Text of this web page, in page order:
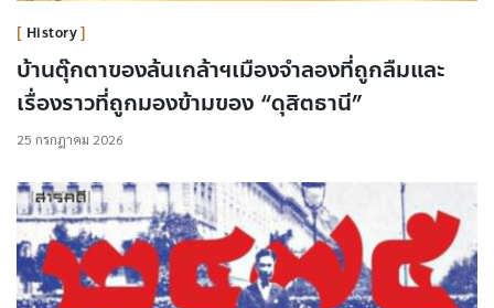
History
บ้านตุ๊กตาของล้นเกล้าฯเมืองจำลองที่ถูกลืมและ
เรื่องราวที่ถูกมองข้ามของ “ดุสิตธานี”
25 กรกฎาคม 2026